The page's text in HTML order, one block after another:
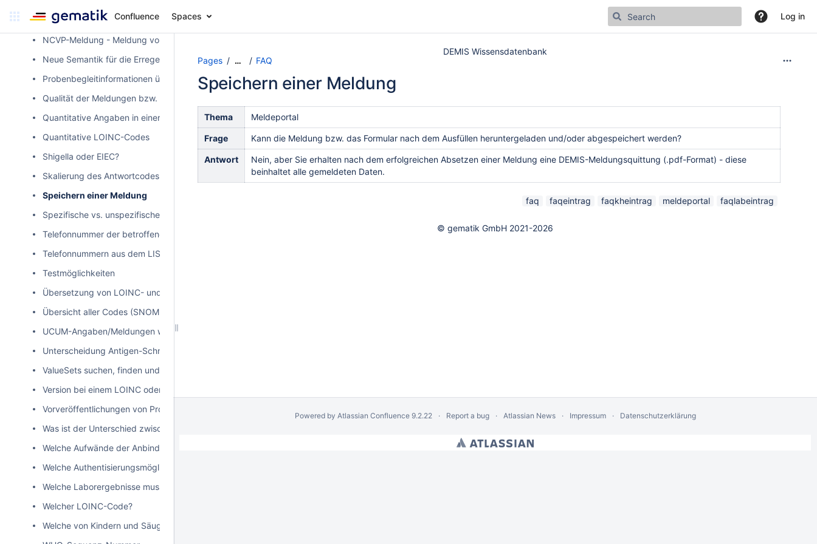
Confluence Spaces Log in
Nachweise gemäß § 7.3 IfSG
NCVP-Meldung - Meldung von nicht-cholera Vibrionen
Neue Semantik für die Erregernachweismeldung
Probenbegleitinformationen übermitteln
Qualität der Meldungen bzw. Kontaktdaten der betroffenen Person
Quantitative Angaben in einer Meldung
Quantitative LOINC-Codes
Shigella oder EIEC?
Skalierung des Antwortcodes
Speichern einer Meldung
Spezifische vs. unspezifische LOINC-Codes in DEMIS-ValueSets
Telefonnummer der betroffenen Person fehlt in der DEMIS-Meldung
Telefonnummern aus dem LIS/LIMS in DEMIS melden
Testmöglichkeiten
Übersetzung von LOINC- und SNOMED-CT-Codes
Übersicht aller Codes (SNOMED-CT und LOINC)
UCUM-Angaben/Meldungen werden trotz UCUM Angaben abgelehnt
Unterscheidung Antigen-Schnelltest von PCR-Test
ValueSets suchen, finden und nutzen
Version bei einem LOINC oder SNOMED-Code
Vorveröffentlichungen von Profil-Updates
Was ist der Unterschied zwischen Meldungs-ID und Meldevorgangs-ID in DEMIS?
Welche Aufwände der Anbindung entstehen für z.B. Kitas/Schulen?
Welche Authentisierungsmöglichkeiten werden noch umgesetzt?
Welche Laborergebnisse muss ich melden?
Welcher LOINC-Code?
Welche von Kindern und Säuglingen belegten Betten werden auf der Normalstation gezählt?
DEMIS Wissensdatenbank
Pages
… FAQ
Speichern einer Meldung
Thema Meldeportal
Frage Kann die Meldung bzw. das Formular nach dem Ausfüllen heruntergeladen und/oder abgespeichert werden?
Antwort
Nein, aber Sie erhalten nach dem erfolgreichen Absetzen einer Meldung eine DEMIS-Meldungsquittung (.pdf-Format) - diese
beinhaltet alle gemeldeten Daten.
faq faqeintrag faqkheintrag meldeportal faqlabeintrag
© gematik GmbH 2021-2026
Powered by Atlassian Confluence 9.2.22 Report a bug Atlassian News Impressum Datenschutzerklärung